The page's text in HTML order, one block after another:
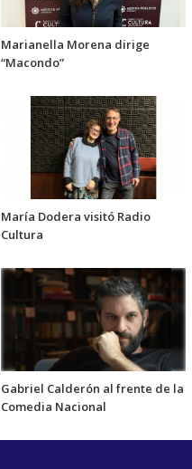
Marianella Morena dirige
“Macondo”
María Dodera visitó Radio
Cultura
Gabriel Calderón al frente de la
Comedia Nacional